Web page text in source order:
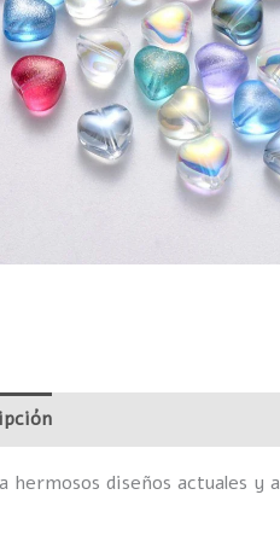
hermosos diseños actuales